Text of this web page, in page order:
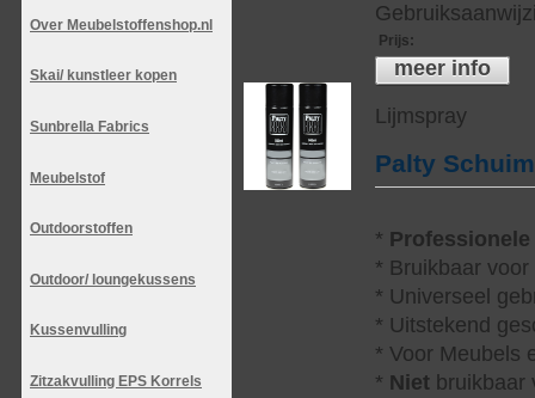
Over Meubelstoffenshop.nl
Skai/ kunstleer kopen
Sunbrella Fabrics
Meubelstof
Outdoorstoffen
Outdoor/ loungekussens
Kussenvulling
Zitzakvulling EPS Korrels
Prijs:
meer info
Lijmspray
Palty
* Professionele
* Bruikbaar
* Universeel
* Uitstekend
* Voor Meubels
* Niet bruikbaar